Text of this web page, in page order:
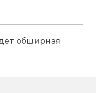
обширная